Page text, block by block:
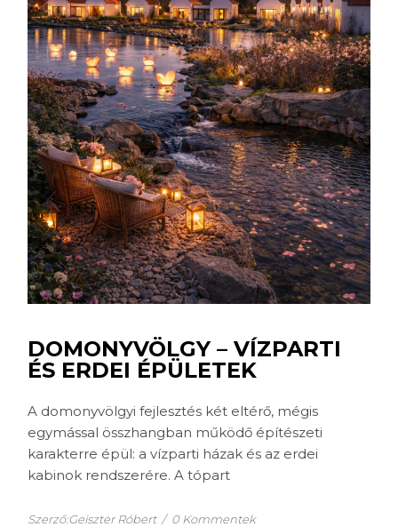
DOMONYVÖLGY – VÍZPARTI
ÉS ERDEI ÉPÜLETEK
A domonyvölgyi fejlesztés két eltérő, mégis
egymással összhangban működő építészeti
karakterre épül: a vízparti házak és az erdei
kabinok rendszerére. A tópart
Szerző:Geiszter Róbert / 0 Kommentek